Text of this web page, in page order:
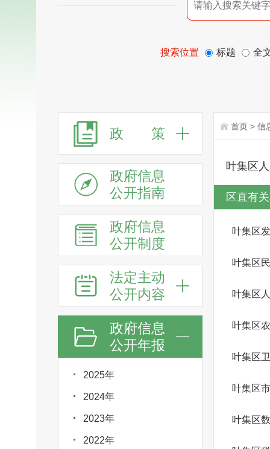
搜索位置 标题 全
政 策
政府信息
公开指南
政府信息
公开制度
法定主动
公开内容
政府信息
公开年报
2025年
2024年
2023年
2022年
首页 > 信
叶集区
区直有
叶集区
叶集区
叶集区
叶集区
叶集区
叶集区